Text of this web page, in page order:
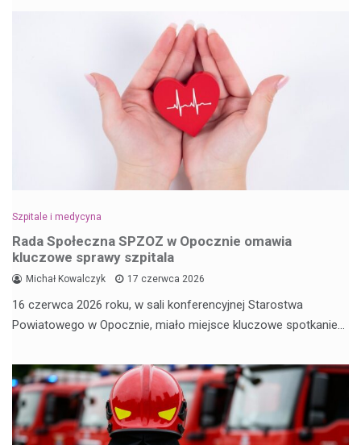
Szpitale i medycyna
Rada Społeczna SPZOZ w Opocznie omawia
kluczowe sprawy szpitala
Michał Kowalczyk 17 czerwca 2026
16 czerwca 2026 roku, w sali konferencyjnej Starostwa
Powiatowego w Opocznie, miało miejsce kluczowe spotkanie…